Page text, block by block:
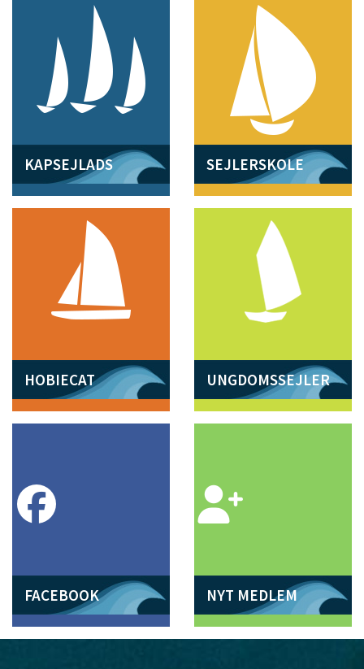
KAPSEJLADS SEJLERSKOLE
HOBIECAT UNGDOMSSEJLER
FACEBOOK NYT MEDLEM